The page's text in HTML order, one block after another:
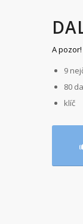
A
9
80
klíč